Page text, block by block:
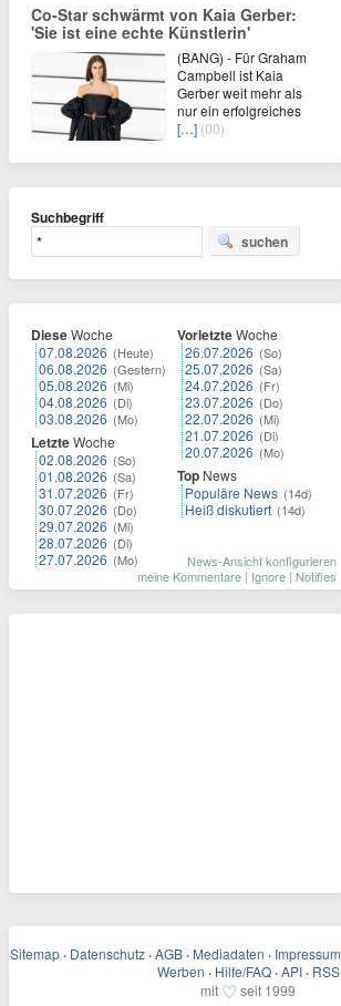
Co-Star schwärmt von Kaia Gerber:
'Sie ist eine echte Künstlerin'
(BANG) - Für Graham
Campbell ist Kaia
Gerber weit mehr als
nur ein erfolgreiches
[…] (00)
Suchbegriff
suchen
DieseWoche
07.08.2026 (Heute)
06.08.2026 (Gestern)
05.08.2026 (Mi)
04.08.2026 (Di)
03.08.2026 (Mo)
LetzteWoche
02.08.2026 (So)
01.08.2026 (Sa)
31.07.2026 (Fr)
30.07.2026 (Do)
29.07.2026 (Mi)
28.07.2026 (Di)
27.07.2026 (Mo)
VorletzteWoche
26.07.2026 (So)
25.07.2026 (Sa)
24.07.2026 (Fr)
23.07.2026 (Do)
22.07.2026 (Mi)
21.07.2026 (Di)
20.07.2026 (Mo)
Top News
Populäre News (14d)
Heiß diskutiert (14d)
News-Ansicht konfigurieren
meine Kommentare | Ignore | Notifies
Sitemap · Datenschutz · AGB · Mediadaten · Impressum
Werben · Hilfe/FAQ · API · RSS
mit ♡ seit 1999